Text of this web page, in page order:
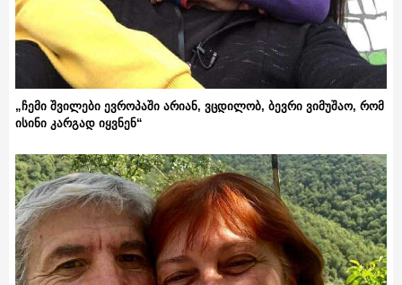
„ჩემი შვილები ევროპაში არიან, ვცდილობ, ბევრი ვიმუშაო, რომ
ისინი კარგად იყვნენ“